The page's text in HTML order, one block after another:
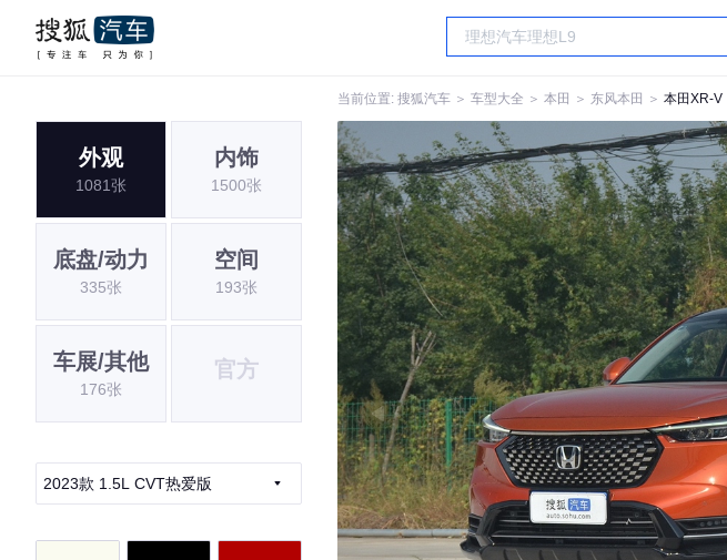
当前位置: 搜狐汽车 ＞ 车型大全 ＞ 本田 ＞ 东风本田 ＞ 本田XR-V
外观
1081张
内饰
1500张
底盘/动力
335张
空间
193张
车展/其他
176张
官方
2023款 1.5L CVT热爱版